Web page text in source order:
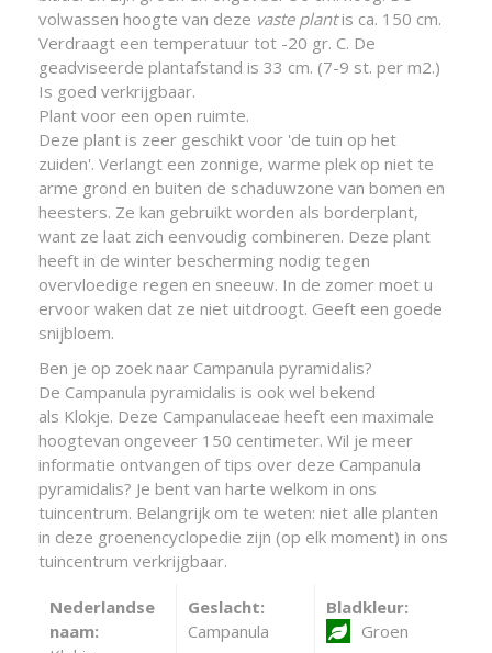
volwassen hoogte van deze vaste plantis ca. 150 cm.
Verdraagt een temperatuur tot -20 gr. C. De
geadviseerde plantafstand is 33 cm. (7-9 st. per m2.)
Is goed verkrijgbaar.
Plant voor een open ruimte.
Deze plant is zeer geschikt voor 'de tuin op het
zuiden'. Verlangt een zonnige, warme plek op niet te
arme grond en buiten de schaduwzone van bomen en
heesters. Ze kan gebruikt worden als borderplant,
want ze laat zich eenvoudig combineren. Deze plant
heeft in de winter bescherming nodig tegen
overvloedige regen en sneeuw. In de zomer moet u
ervoor waken dat ze niet uitdroogt. Geeft een goede
snijbloem.
Ben je op zoek naar Campanula pyramidalis?
De Campanula pyramidalis is ook wel bekend
als Klokje. Deze Campanulaceae heeft een maximale
hoogtevan ongeveer 150 centimeter. Wil je meer
informatie ontvangen of tips over deze Campanula
pyramidalis? Je bent van harte welkom in ons
tuincentrum. Belangrijk om te weten: niet alle planten
in deze groenencyclopedie zijn (op elk moment) in ons
tuincentrum verkrijgbaar.
Nederlandse
naam:
Geslacht:
Campanula
Bladkleur:
Groen